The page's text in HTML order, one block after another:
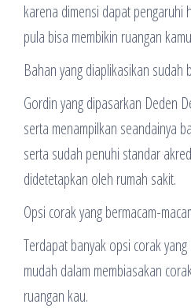
karena dimensi dapat pengaruhi
pula bisa membikin ruangan
Bahan yang diaplikasikan sudah
Gordin yang dipasarkan Deden
serta menampilkan seandainya
serta sudah penuhi standar
didetetapkan oleh rumah sakit.
Opsi corak yang bermacam-
Terdapat banyak opsi corak
mudah dalam membiasakan
ruangan kau.